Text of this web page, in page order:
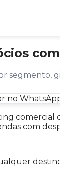
segmento,
no
comercial
com